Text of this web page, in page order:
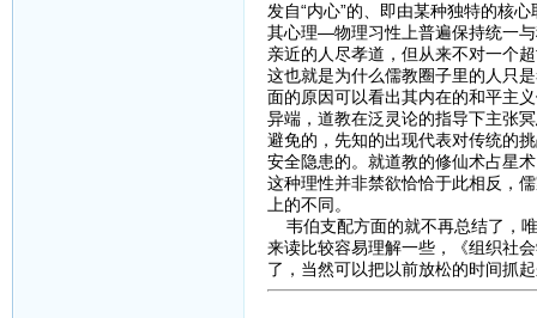
发自“内心”的、即由某种独特的核
其心理—物理习性上普遍保持统一
亲近的人尽孝道，但从来不对一个
这也就是为什么儒教圈子里的人只
面的原因可以看出其内在的和平主
异端，道教在泛灵论的指导下主张
避免的，先知的出现代表对传统的
安全隐患的。就道教的修仙术占星
这种理性并非禁欲恰恰于此相反，
上的不同。
韦伯支配方面的就不再总结了，
来读比较容易理解一些，《组织社
了，当然可以把以前放松的时间抓